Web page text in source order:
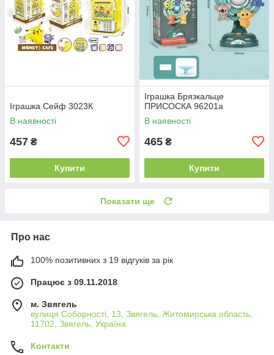
Іграшка Сейф 3023К
В наявності
457 ₴
Купити
Іграшка Брязкальце
ПРИСОСКА 96201а
В наявності
465 ₴
Купити
Показати ще
Про нас
100% позитивних з 19 відгуків за рік
Працює з 09.11.2018
м. Звягель
вулиця Соборності, 13, Звягель, Житомирська область,
11702, Звягель, Україна
Контакти